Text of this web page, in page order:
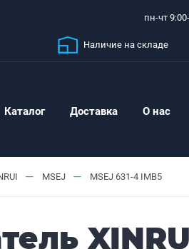
пн-чт
Наличие на складе
Каталог Доставка О нас
— MSEJ — MSEJ 631-4 IMB5